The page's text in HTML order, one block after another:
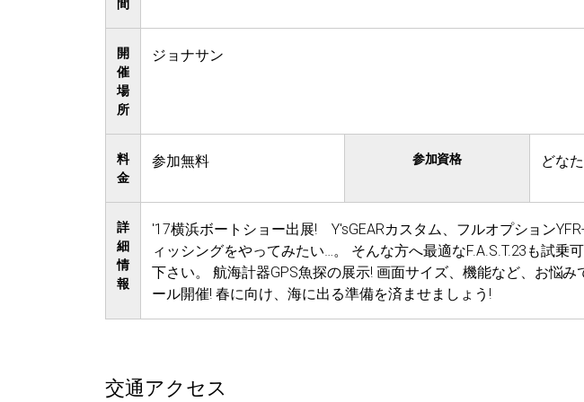
間
開
催
場
所
ジョナサン
料
金
参加無料 参加資格 どな
詳
細
情
報
'17横浜ボートショー出展! Y'sGEARカスタム、フルオプション
ィッシングをやってみたい…。 そんな方へ最適なF.A.S.T.23も試
下さい。 航海計器GPS魚探の展示! 画面サイズ、機能など、お悩
ール開催! 春に向け、海に出る準備を済ませましょう!
交通アクセス